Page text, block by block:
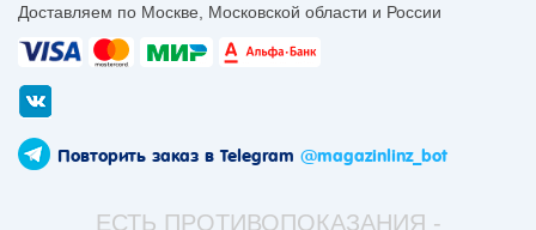
Доставляем по Москве, Московской области и России
Повторить заказ в Telegram @magazinlinz_bot
ЕСТЬ ПРОТИВОПОКАЗАНИЯ -